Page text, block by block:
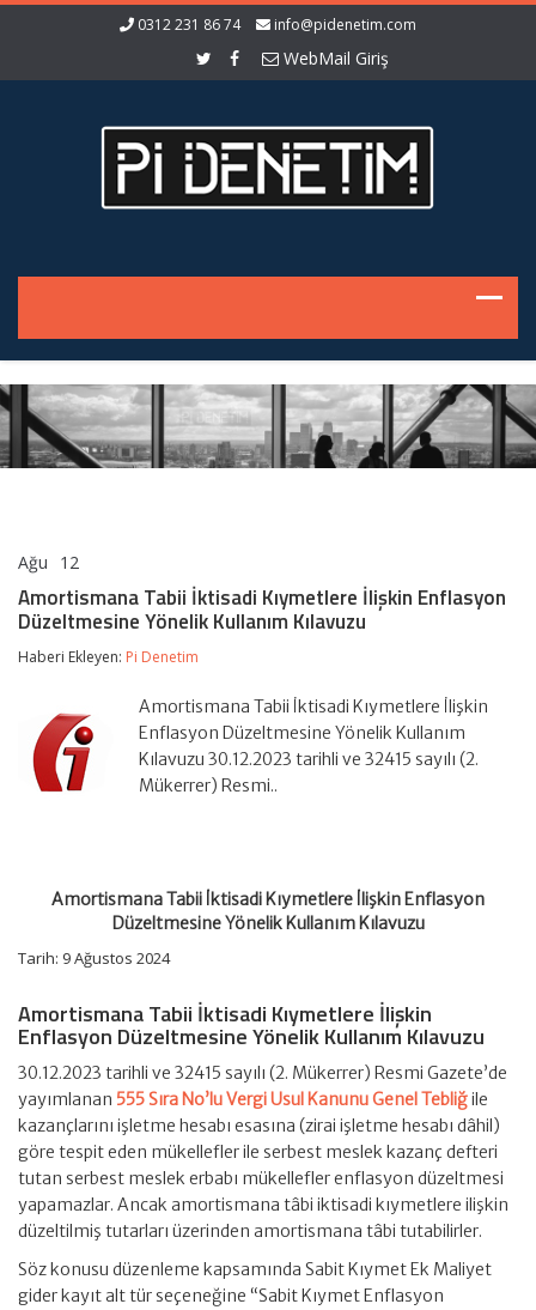
0312 231 86 74 info@pidenetim.com
WebMail Giriş
Ağu 12
İktisadi
Kıymetlere
Enflasyon
Yönelik
Kullanım
Kılavuzu
Amortismana Tabii İktisadi Kıymetlere İlişkin Enflasyon
Düzeltmesine Yönelik Kullanım Kılavuzu
Haberi Ekleyen: Pi Denetim
Amortismana Tabii İktisadi Kıymetlere İlişkin
Enflasyon Düzeltmesine Yönelik Kullanım
Kılavuzu 30.12.2023 tarihli ve 32415 sayılı (2.
Mükerrer) Resmi..
Amortismana Tabii İktisadi Kıymetlere İlişkin Enflasyon
Düzeltmesine Yönelik Kullanım Kılavuzu
Tarih: 9 Ağustos 2024
Amortismana Tabii İktisadi Kıymetlere İlişkin
Enflasyon Düzeltmesine Yönelik Kullanım Kılavuzu
30.12.2023 tarihli ve 32415 sayılı (2. Mükerrer) Resmi Gazete’de
yayımlanan 555 Sıra No’lu Vergi Usul Kanunu Genel Tebliğile
kazançlarını işletme hesabı esasına (zirai işletme hesabı dâhil)
göre tespit eden mükellefler ile serbest meslek kazanç defteri
tutan serbest meslek erbabı mükellefler enflasyon düzeltmesi
yapamazlar. Ancak amortismana tâbi iktisadi kıymetlere ilişkin
düzeltilmiş tutarları üzerinden amortismana tâbi tutabilirler.
Söz konusu düzenleme kapsamında Sabit Kıymet Ek Maliyet
gider kayıt alt tür seçeneğine “Sabit Kıymet Enflasyon